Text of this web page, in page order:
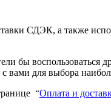
СДЭК, а также
бы
вами для выбора
“Оплата и